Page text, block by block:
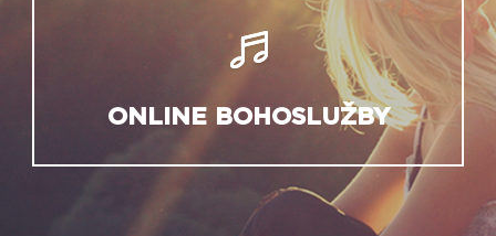
ONLINE BOHOSLUŽBY